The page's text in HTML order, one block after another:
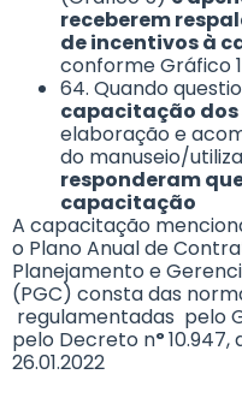
receberem
de incentivos à
conforme Gráfico
64. Quando
capacitação dos
elaboração e
do manuseio/
responderam
capacitação
A capacitação
o Plano Anual de
Planejamento e
(PGC) consta das
regulamentadas pelo
pelo Decreto nº10.947,
26.01.2022